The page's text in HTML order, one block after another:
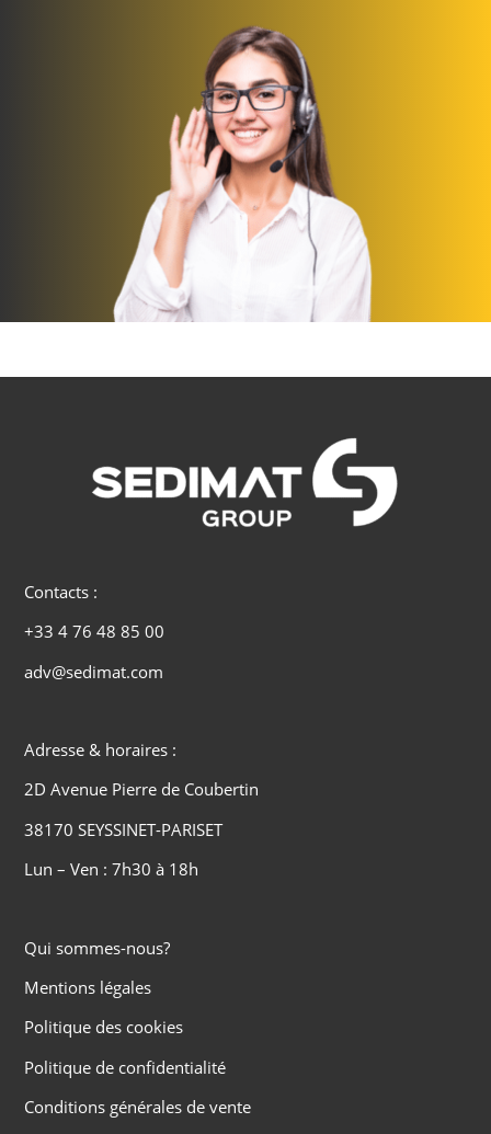
Contacts :
+33 4 76 48 85 00
adv@sedimat.com
Adresse & horaires :
2D Avenue Pierre de Coubertin
38170 SEYSSINET-PARISET
Lun – Ven : 7h30 à 18h
Qui sommes-nous?
Mentions légales
Politique des cookies
Politique de confidentialité
Conditions générales de vente